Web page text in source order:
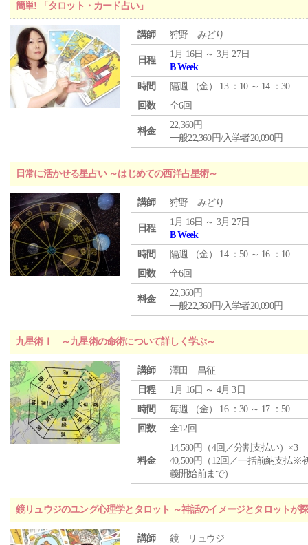
簡単! 「タロット・カード占い」
講師 狩野 みどり
日程
1月 16日 ～ 3月 27日
B Week
時間
隔週 （金） 13 ：10 ～ 14 ：30
回数
全6回
料金
22,360円
一般22,360円/入学者20,090円
日常に活かせる星占い ～はじめての西洋占星術～
講師 狩野 みどり
日程
1月 16日 ～ 3月 27日
B Week
時間
隔週 （金） 14 ：50 ～ 16 ：10
回数
全6回
料金
22,360円
一般22,360円/入学者20,090円
九星術Ⅰ ～九星術の命術について詳しく学ぶ～
講師
澤田 昌征
日程
1月 16日 ～ 4月 3日
時間
毎週 （金） 16 ：30 ～ 17 ：50
回数
全12回
料金
14,580円（4回／分割支払い）×3
40,500円（12回／一括前納支払※
義開始前まで）
鏡リュウジのユング心理学とタロット ～神話のイメージとタロットが
講師
鏡 リュウジ